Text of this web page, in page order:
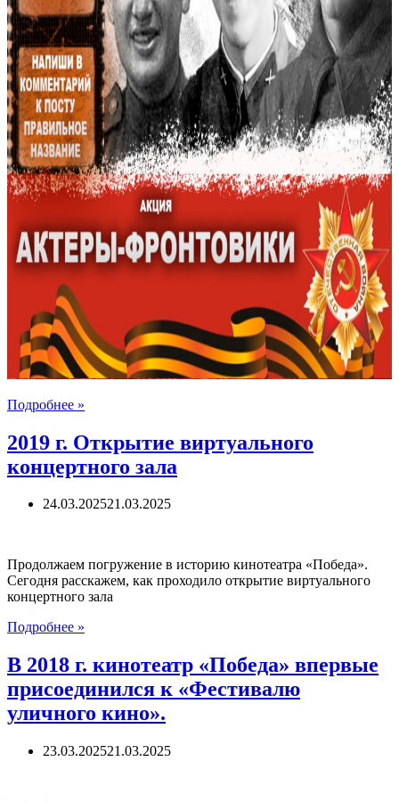
Подробнее »
приглашает
зрителей,
подписчиков
группы
в
праздничной
акции
2019 г. Открытие виртуального
концертного зала
24.03.202521.03.2025
Продолжаем погружение в историю кинотеатра «Победа».
Сегодня расскажем, как проходило открытие виртуального
концертного зала
Подробнее »
Открытие
виртуального
концертного
зала
В 2018 г. кинотеатр «Победа» впервые
присоединился к «Фестивалю
уличного кино».
23.03.202521.03.2025